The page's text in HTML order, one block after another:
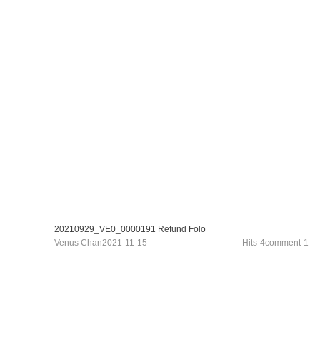
20210929_VE0_0000191 Refund Folo
Venus Chan2021-11-15 Hits 4comment 1